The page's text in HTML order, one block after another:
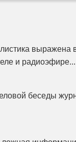
выражена
и радиоэфире...
беседы